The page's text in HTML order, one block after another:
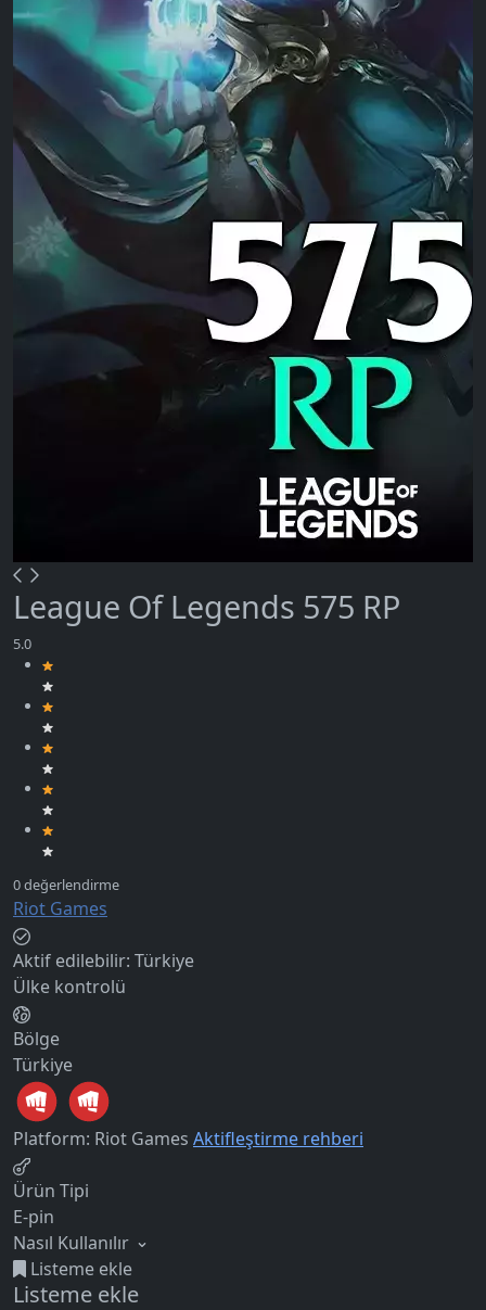
League Of Legends 575 RP
Riot Games
Aktif edilebilir: Türkiye
Ülke kontrolü
Bölge
Türkiye
Platform: Riot Games Aktifleştirme rehberi
Ürün Tipi
E-pin
Nasıl Kullanılır
Listeme ekle
Listeme ekle